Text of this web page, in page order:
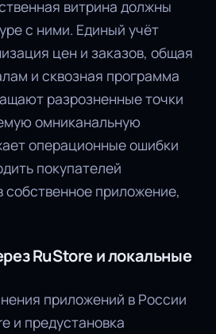
витрина должны
с ними. Единый учёт
цен и заказов, общая
и сквозная программа
разрозненные точки
омниканальную
операционные ошибки
покупателей
собственное приложение,
RuStore и локальные
приложений в России
и предустановка